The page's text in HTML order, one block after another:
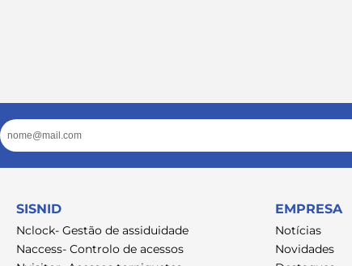
Email
SISNID
Nclock- Gestão de assiduidade
Naccess- Controlo de acessos
EMPRESA
Notícias
Novidades